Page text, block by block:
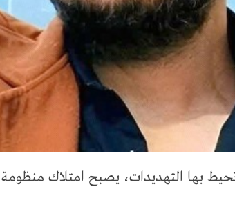
بها التهديدات، يصبح امتلاك